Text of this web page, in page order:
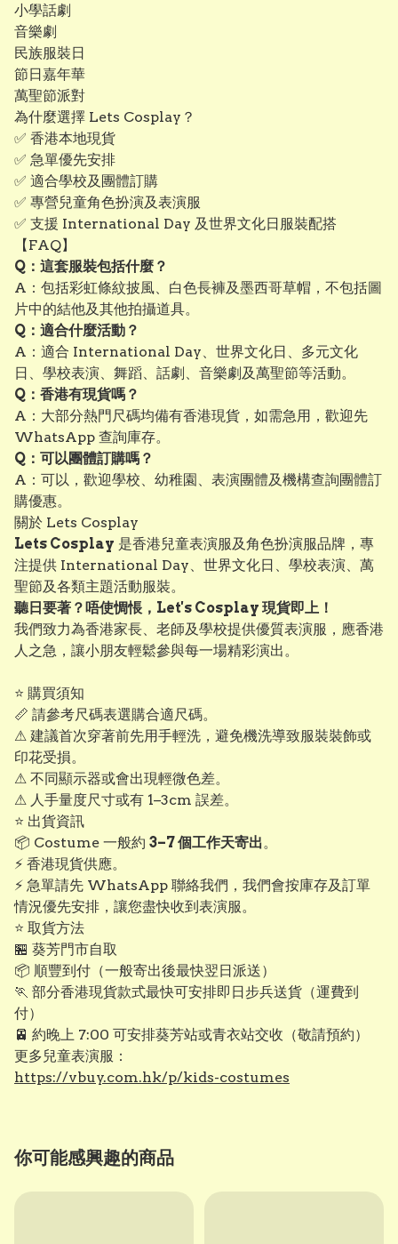
小學話劇
音樂劇
民族服裝日
節日嘉年華
萬聖節派對
為什麼選擇 Lets Cosplay？
✅ 香港本地現貨
✅ 急單優先安排
✅ 適合學校及團體訂購
✅ 專營兒童角色扮演及表演服
✅ 支援 International Day 及世界文化日服裝配搭
【FAQ】
Q：這套服裝包括什麼？
A：包括彩虹條紋披風、白色長褲及墨西哥草帽，不包括圖
片中的結他及其他拍攝道具。
Q：適合什麼活動？
A：適合 International Day、世界文化日、多元文化
日、學校表演、舞蹈、話劇、音樂劇及萬聖節等活動。
Q：香港有現貨嗎？
A：大部分熱門尺碼均備有香港現貨，如需急用，歡迎先
WhatsApp 查詢庫存。
Q：可以團體訂購嗎？
A：可以，歡迎學校、幼稚園、表演團體及機構查詢團體訂
購優惠。
關於 Lets Cosplay
Lets Cosplay 是香港兒童表演服及角色扮演服品牌，專
注提供 International Day、世界文化日、學校表演、萬
聖節及各類主題活動服裝。
聽日要著？唔使惆悵，Let's Cosplay 現貨即上！
我們致力為香港家長、老師及學校提供優質表演服，應香港
人之急，讓小朋友輕鬆參與每一場精彩演出。
⭐ 購買須知
📏 請參考尺碼表選購合適尺碼。
⚠ 建議首次穿著前先用手輕洗，避免機洗導致服裝裝飾或
印花受損。
⚠ 不同顯示器或會出現輕微色差。
⚠ 人手量度尺寸或有 1–3cm 誤差。
⭐ 出貨資訊
📦 Costume 一般約 3–7 個工作天寄出。
⚡ 香港現貨供應。
⚡ 急單請先 WhatsApp 聯絡我們，我們會按庫存及訂單
情況優先安排，讓您盡快收到表演服。
⭐ 取貨方法
🏪 葵芳門市自取
📦 順豐到付（一般寄出後最快翌日派送）
🏃 部分香港現貨款式最快可安排即日步兵送貨（運費到
付）
🚈 約晚上 7:00 可安排葵芳站或青衣站交收（敬請預約）
更多兒童表演服：
https://vbuy.com.hk/p/kids-costumes
你可能感興趣的商品